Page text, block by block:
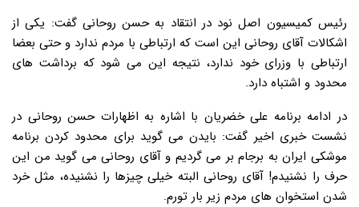
رئیس کمیسیون اصل نود در انتقاد به حسن روحانی گفت: یکی از
اشکالات آقای روحانی این است که ارتباطی با مردم ندارد و حتی بعضا
ارتباطی با وزرای خود ندارد، نتیجه این می شود که برداشت های
محدود و اشتباه دارد.
در ادامه برنامه علی خضریان با اشاره به اظهارات حسن روحانی در
نشست خبری اخیر گفت: بایدن می گوید برای محدود کردن برنامه
موشکی ایران به برجام بر می گردیم و آقای روحانی می گوید من این
حرف را نشنیدم! آقای روحانی البته خیلی چیزها را نشنیده، مثل خرد
شدن استخوان های مردم زیر بار تورم.